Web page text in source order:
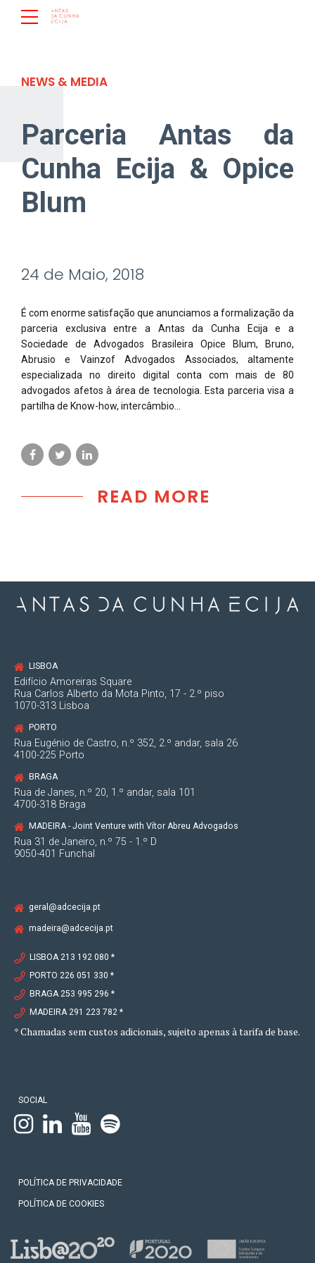
NEWS & MEDIA
Parceria Antas da
Cunha Ecija & Opice
Blum
24 de Maio, 2018
É com enorme satisfação que anunciamos a formalização da
parceria exclusiva entre a Antas da Cunha Ecija e a
Sociedade de Advogados Brasileira Opice Blum, Bruno,
Abrusio e Vainzof Advogados Associados, altamente
especializada no direito digital conta com mais de 80
advogados afetos à área de tecnologia. Esta parceria visa a
partilha de Know-how, intercâmbio...
READ MORE
LISBOA
Edifício Amoreiras Square
Rua Carlos Alberto da Mota Pinto, 17 - 2.º piso
1070-313 Lisboa
PORTO
Rua Eugénio de Castro, n.º 352, 2.º andar, sala 26
4100-225 Porto
BRAGA
Rua de Janes, n.º 20, 1.º andar, sala 101
4700-318 Braga
MADEIRA - Joint Venture with Vítor Abreu Advogados
Rua 31 de Janeiro, n.º 75 - 1.º D
9050-401 Funchal
geral@adcecija.pt
madeira@adcecija.pt
LISBOA 213 192 080 *
PORTO 226 051 330 *
BRAGA 253 995 296 *
MADEIRA 291 223 782 *
* Chamadas sem custos adicionais, sujeito apenas à tarifa de base.
SOCIAL
POLÍTICA DE PRIVACIDADE
POLÍTICA DE COOKIES